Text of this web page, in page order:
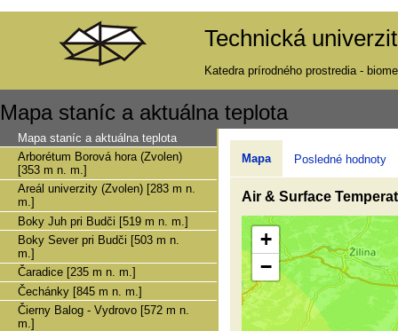
Technická
Katedra prírodného prostredia -
Mapa staníc a aktuálna teplota
Mapa staníc a aktuálna teplota
Arborétum Borová hora (Zvolen)
[353 m n. m.]
Areál univerzity (Zvolen) [283 m n.
m.]
Boky Juh pri Budči [519 m n. m.]
Boky Sever pri Budči [503 m n.
m.]
Čaradice [235 m n. m.]
Čechánky [845 m n. m.]
Čierny Balog - Vydrovo [572 m n.
m.]
Mapa Posledné hodnoty
Air & Surface
+
−